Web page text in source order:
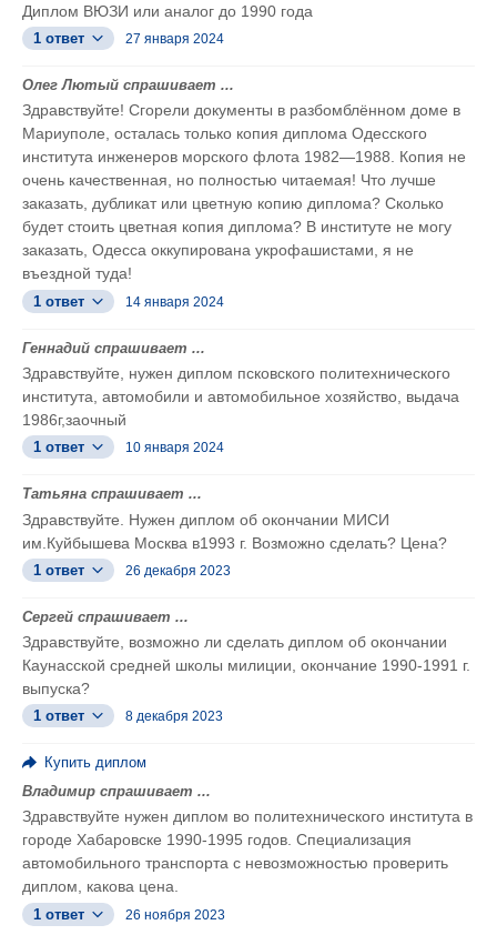
Диплом ВЮЗИ или аналог до 1990 года
1 ответ 27 января 2024
Олег Лютый спрашивает ...
Здравствуйте! Сгорели документы в разбомблённом доме в
Мариуполе, осталась только копия диплома Одесского
института инженеров морского флота 1982—1988. Копия не
очень качественная, но полностью читаемая! Что лучше
заказать, дубликат или цветную копию диплома? Сколько
будет стоить цветная копия диплома? В институте не могу
заказать, Одесса оккупирована укрофашистами, я не
въездной туда!
1 ответ 14 января 2024
Геннадий спрашивает ...
Здравствуйте, нужен диплом псковского политехнического
института, автомобили и автомобильное хозяйство, выдача
1986г,заочный
1 ответ 10 января 2024
Татьяна спрашивает ...
Здравствуйте. Нужен диплом об окончании МИСИ
им.Куйбышева Москва в1993 г. Возможно сделать? Цена?
1 ответ 26 декабря 2023
Сергей спрашивает ...
Здравствуйте, возможно ли сделать диплом об окончании
Каунасской средней школы милиции, окончание 1990-1991 г.
выпуска?
1 ответ 8 декабря 2023
Купить диплом
Владимир спрашивает ...
Здравствуйте нужен диплом во политехнического института в
городе Хабаровске 1990-1995 годов. Специализация
автомобильного транспорта с невозможностью проверить
диплом, какова цена.
1 ответ 26 ноября 2023